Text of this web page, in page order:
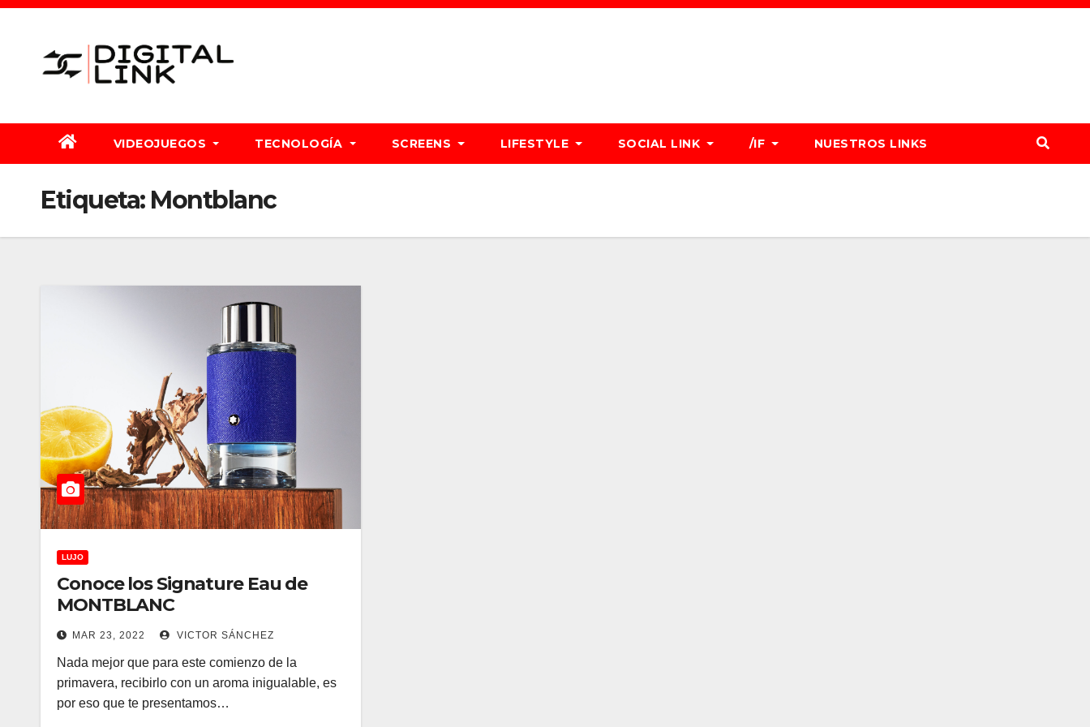
Saltar
contenido
VIDEOJUEGOS TECNOLOGÍA SCREENS LIFESTYLE SOCIAL LINK /IF NUESTROS LINKS
Etiqueta: Montblanc
LUJO
Conoce los Signature Eau de
MONTBLANC
MAR 23, 2022 VICTOR SÁNCHEZ
Nada mejor que para este comienzo de la
primavera, recibirlo con un aroma inigualable, es
por eso que te presentamos…